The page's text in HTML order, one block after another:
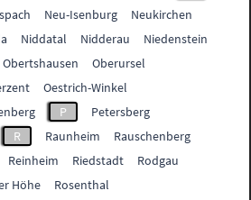
Neu-Isenburg
Neukirchen
Niddatal Nidderau
Niedenstein
Obertshausen
Oberursel
Oestrich-Winkel
P
Petersberg
R Raunheim
Rauschenberg
Reinheim Riedstadt
Rodgau
Höhe
Rosenthal